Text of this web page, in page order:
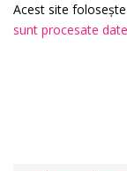
Acest site
sunt procesate